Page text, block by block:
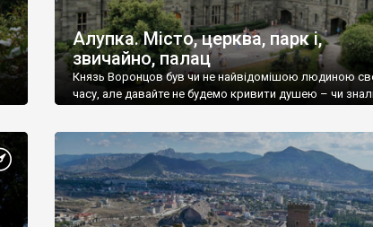
Алупка. Місто, церква, парк і,
звичайно, палац
Князь Воронцов був чи не найвідомішою людиною
часу, але давайте не будемо кривити душею – чи